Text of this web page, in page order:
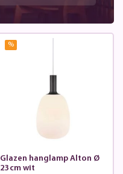
%
Glazen hanglamp Alton Ø
23cm wit